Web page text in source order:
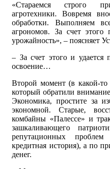
«Стараемся строго
агротехники. Вовремя
обработки. Выполняем
агрономов. За счет этого
урожайность», – поясняет
– За счет этого и удается
освоение…
Второй момент (в какой-то
который обратили
Экономика, простите за
экономной. Старые,
комбайны «Палессе» и
зашкаливающего
репутационных
кредитная история), а по
денег.